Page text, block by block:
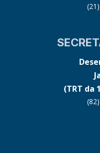
(TRT da